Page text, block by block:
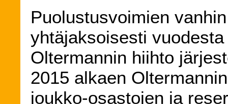
Puolustusvoimien
yhtäjaksoisesti
Oltermannin hiihto
2015 alkaen
joukko-osastojen ja